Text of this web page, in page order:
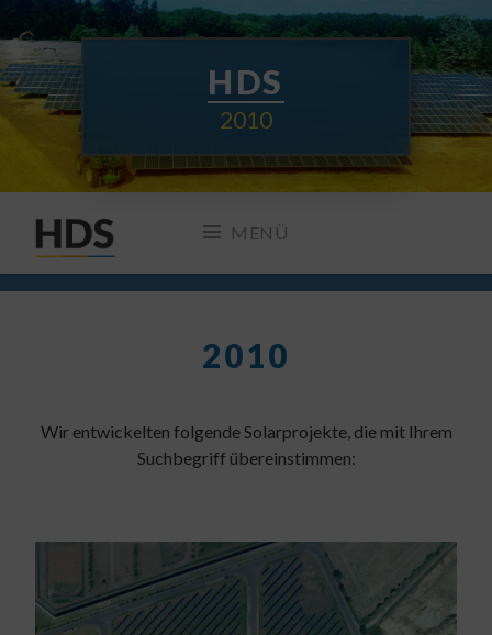
Inhalt
springen
HDS
2010
MENÜ
2010
Wir entwickelten folgende Solarprojekte, die mit Ihrem
Suchbegriff übereinstimmen: